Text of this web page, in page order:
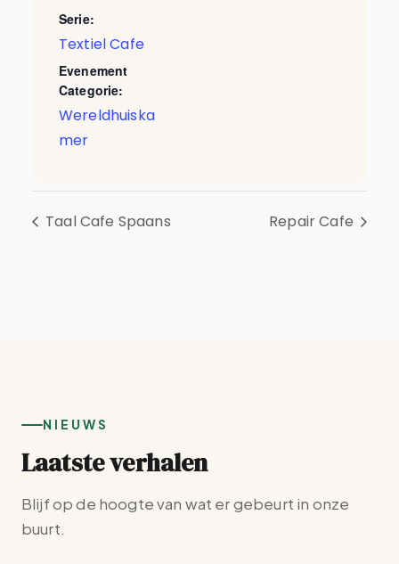
Serie:
Textiel Cafe
Evenement
Categorie:
Wereldhuiska
mer
Taal Cafe Spaans Repair Cafe
NIEUWS
Laatste verhalen
Blijf op de hoogte van wat er gebeurt in onze
buurt.